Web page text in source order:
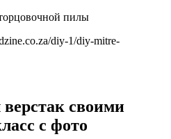
diy-1/diy-mitre-
своими
с фото